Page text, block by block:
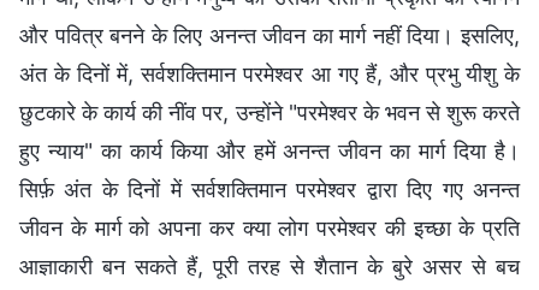
और पवित्र बनने के लिए अनन्‍त जीवन का मार्ग नहीं दिया। इसलिए,
अंत के दिनों में, सर्वशक्तिमान परमेश्‍वर आ गए हैं, और प्रभु यीशु के
छुटकारे के कार्य की नींव पर, उन्होंने "परमेश्‍वर के भवन से शुरू करते
हुए न्याय" का कार्य किया और हमें अनन्‍त जीवन का मार्ग दिया है।
सिर्फ़ अंत के दिनों में सर्वशक्तिमान परमेश्‍वर द्वारा दिए गए अनन्‍त
जीवन के मार्ग को अपना कर क्या लोग परमेश्‍वर की इच्छा के प्रति
आज्ञाकारी बन सकते हैं, पूरी तरह से शैतान के बुरे असर से बच